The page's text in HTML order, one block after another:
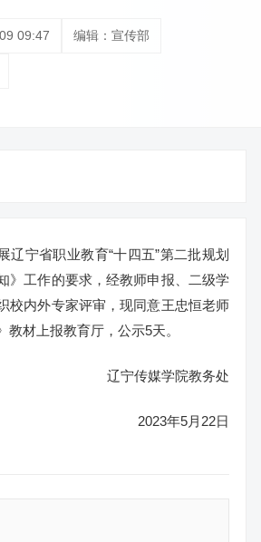
09:47 编辑：宣传部
辽宁省职业教育“十四五”第二批规划
》工作的要求，经教师申报、二级学
校内外专家评审，现同意王忠恒老师
教材上报教育厅，公示5天。
辽宁传媒学院教务处
2023年5月22日